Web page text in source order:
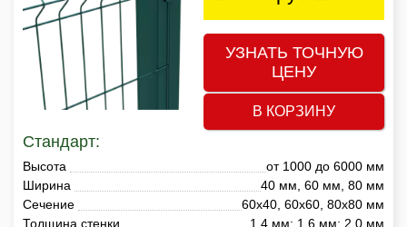
УЗНАТЬ ТОЧНУЮ
ЦЕНУ
В КОРЗИНУ
Стандарт:
Высота
от 1000 до 6000 мм
Ширина
40 мм, 60 мм, 80 мм
Сечение
60х40, 60х60, 80х80 мм
Толщина стенки
1,4 мм; 1,6 мм; 2,0 мм